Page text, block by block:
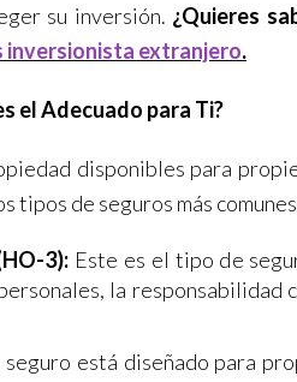
su inversión. ¿Quieres
extranjero.
el Adecuado para Ti?
disponibles para
tipos de seguros más
3):Este es el tipo de
la
seguro está diseñado para